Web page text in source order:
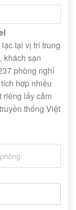
lạc tại vị trí trung
khách sạn
phòng nghỉ
hợp nhiều
riêng lấy cảm
thống Việt